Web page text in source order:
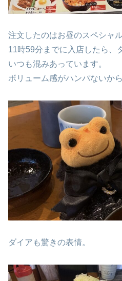
注文したのはお昼のスペシャル
11時59分までに入店したら、
いつも混みあっています。
ボリューム感がハンパないか
ダイアも驚きの表情。